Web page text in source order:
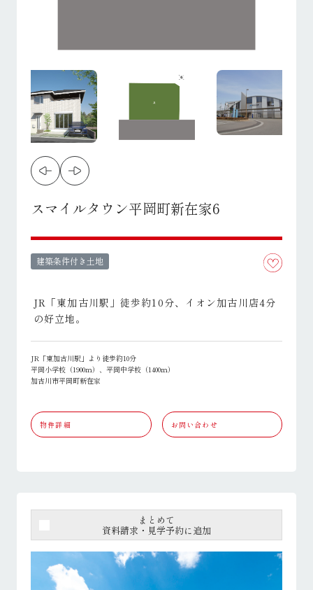
スマイルタウン平岡町新在家6
建築条件付き土地
JR「東加古川駅」徒歩約10分、イオン加古川店4分
の好立地。
JR「東加古川駅」より徒歩約10分
平岡小学校（1900ｍ）、平岡中学校（1400ｍ）
加古川市平岡町新在家
物件詳細 お問い合わせ
まとめて
資料請求・見学予約に追加